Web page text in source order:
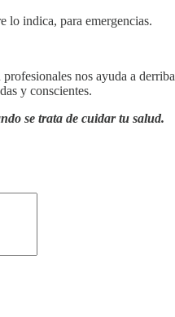
lo indica, para emergencias.
nos ayuda a
y conscientes.
se trata de cuidar tu salud.